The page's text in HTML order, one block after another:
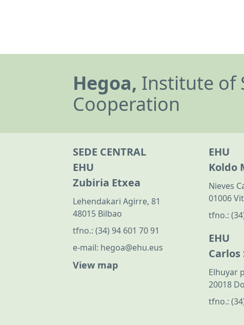
Hegoa, Institute of
Cooperation
SEDE CENTRAL
EHU
Zubiria Etxea
Lehendakari Agirre, 81
48015 Bilbao
tfno.: (34) 94 601 70 91
e-mail: hegoa@ehu.eus
View map
EHU
Koldo
Nieves
01006
tfno.:
EHU
Elhuyar
20018
tfno.: